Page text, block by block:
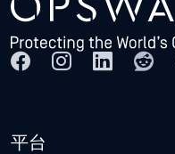
平台